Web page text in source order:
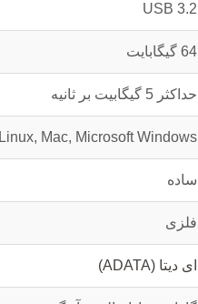
USB 3.2
64 گیگابایت
حداکثر 5 گیگابیت بر ثانیه
Linux, Mac, Microsoft Windows
ساده
فلزی
ای دیتا (ADATA)